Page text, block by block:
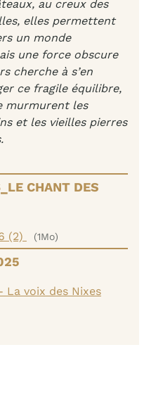
au creux des
elles permettent
un monde
une force obscure
cherche à s’en
ce fragile équilibre,
murmurent les
et les vieilles pierres
CHANT DES
(2) (1Mo)
La voix des Nixes